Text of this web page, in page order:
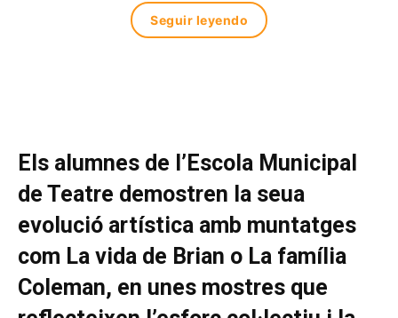
Seguir leyendo
Els alumnes de l’Escola Municipal
de Teatre demostren la seua
evolució artística amb muntatges
com La vida de Brian o La família
Coleman, en unes mostres que